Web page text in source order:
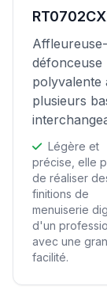
Affleureuse-
défonceuse
polyvalente
plusieurs
Légère et
précise, elle
de réaliser
finitions de
menuiserie
d'un
avec une
facilité.